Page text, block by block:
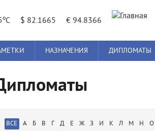
oC $ 82.1665 € 94.8366
НАЗНАЧЕНИЯ ДИПЛОМАТЫ
ВСЕ А Б В Г Д Е Ж З И К Л М Н О